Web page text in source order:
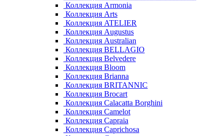
Коллекция Armonia
Коллекция Arts
Коллекция ATELIER
Коллекция Augustus
Коллекция Australian
Коллекция BELLAGIO
Коллекция Belvedere
Коллекция Bloom
Коллекция Brianna
Коллекция BRITANNIC
Коллекция Brocart
Коллекция Calacatta Borghini
Коллекция Camelot
Коллекция Capraia
Коллекция Caprichosa